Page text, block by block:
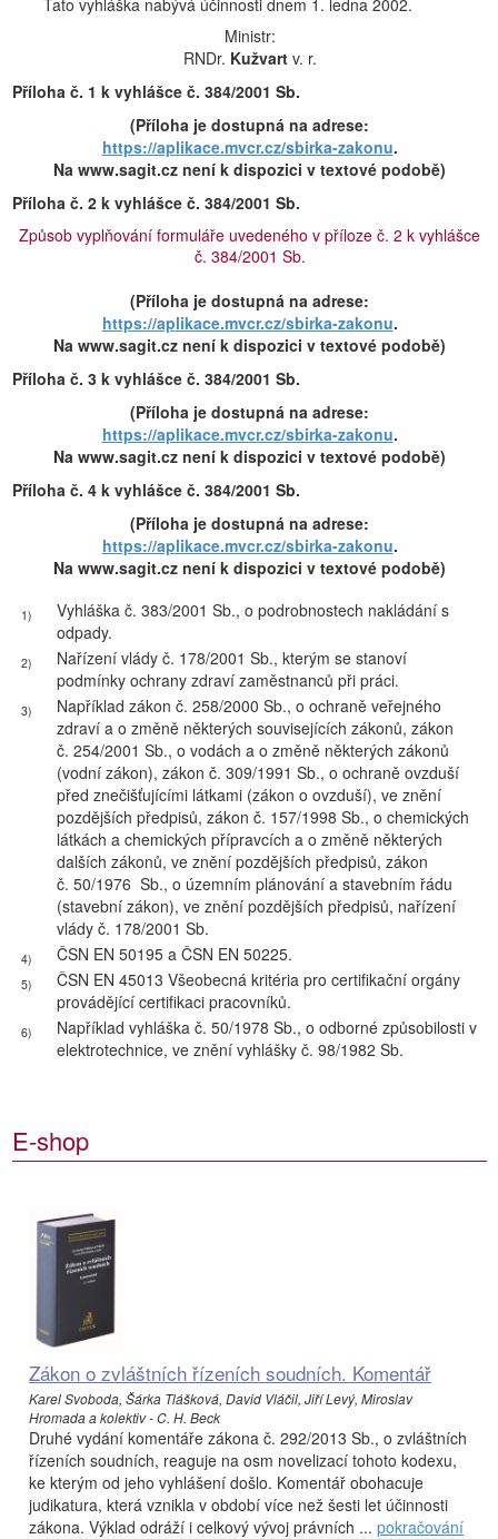
Tato vyhláška nabývá účinnosti dnem 1. ledna 2002.
Ministr:
RNDr. Kužvartv. r.
Příloha č. 1 k vyhlášce č. 384/2001 Sb.
(Příloha je dostupná na adrese:
https://aplikace.mvcr.cz/sbirka-zakonu.
Na www.sagit.cz není k dispozici v textové podobě)
Příloha č. 2 k vyhlášce č. 384/2001 Sb.
Způsob vyplňování formuláře uvedeného v příloze č. 2 k vyhlášce
č. 384/2001 Sb.
(Příloha je dostupná na adrese:
https://aplikace.mvcr.cz/sbirka-zakonu.
Na www.sagit.cz není k dispozici v textové podobě)
Příloha č. 3 k vyhlášce č. 384/2001 Sb.
(Příloha je dostupná na adrese:
https://aplikace.mvcr.cz/sbirka-zakonu.
Na www.sagit.cz není k dispozici v textové podobě)
Příloha č. 4 k vyhlášce č. 384/2001 Sb.
(Příloha je dostupná na adrese:
https://aplikace.mvcr.cz/sbirka-zakonu.
Na www.sagit.cz není k dispozici v textové podobě)
1)
Vyhláška č. 383/2001 Sb., o podrobnostech nakládání s
odpady.
2)
Nařízení vlády č. 178/2001 Sb., kterým se stanoví
podmínky ochrany zdraví zaměstnanců při práci.
3)
Například zákon č. 258/2000 Sb., o ochraně veřejného
zdraví a o změně některých souvisejících zákonů, zákon
č. 254/2001 Sb., o vodách a o změně některých zákonů
(vodní zákon), zákon č. 309/1991 Sb., o ochraně ovzduší
před znečišťujícími látkami (zákon o ovzduší), ve znění
pozdějších předpisů, zákon č. 157/1998 Sb., o chemických
látkách a chemických přípravcích a o změně některých
dalších zákonů, ve znění pozdějších předpisů, zákon
č. 50/1976 Sb., o územním plánování a stavebním řádu
(stavební zákon), ve znění pozdějších předpisů, nařízení
vlády č. 178/2001 Sb.
4) ČSN EN 50195 a ČSN EN 50225.
5)
ČSN EN 45013 Všeobecná kritéria pro certifikační orgány
provádějící certifikaci pracovníků.
6)
Například vyhláška č. 50/1978 Sb., o odborné způsobilosti v
elektrotechnice, ve znění vyhlášky č. 98/1982 Sb.
E-shop
Zákon o zvláštních řízeních soudních. Komentář
Karel Svoboda, Šárka Tlášková, David Vláčil, Jiří Levý, Miroslav
Hromada a kolektiv - C. H. Beck
Druhé vydání komentáře zákona č. 292/2013 Sb., o zvláštních
řízeních soudních, reaguje na osm novelizací tohoto kodexu,
ke kterým od jeho vyhlášení došlo. Komentář obohacuje
judikatura, která vznikla v období více než šesti let účinnosti
zákona. Výklad odráží i celkový vývoj právních ... pokračování